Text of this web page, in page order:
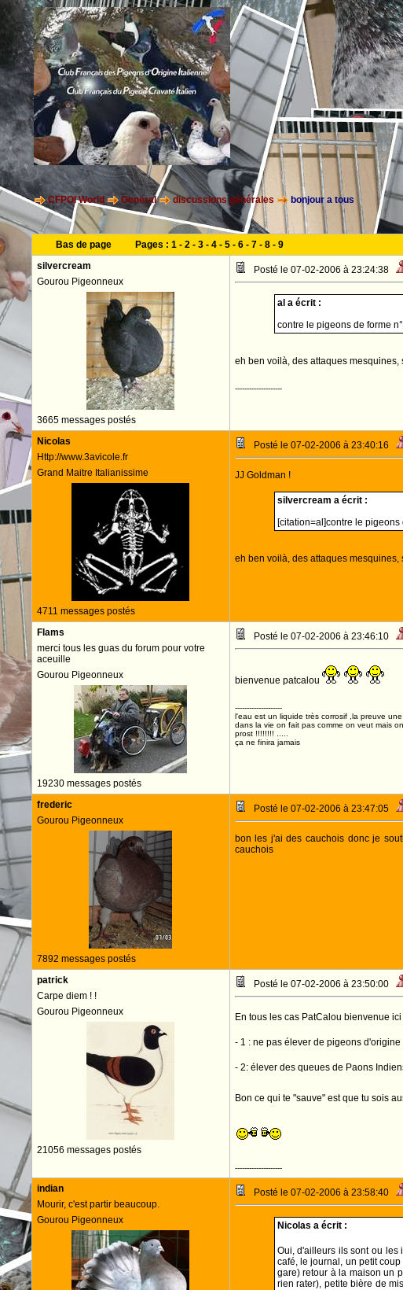
CFPOI World General discussions générales bonjour a tous
Bas de page Pages : 1- 2- 3- 4- 5- 6- 7- 8- 9
silvercream
Gourou Pigeonneux
3665 messages postés
Posté le 07-02-2006 à 23:24:38
al a écrit :
contre le pigeons de forme
eh ben voilà, des attaques
--------------------
Nicolas
Http://www.3avicole.fr
Grand Maitre Italianissime
4711 messages postés
Posté le 07-02-2006 à 23:40:16
JJ Goldman !
silvercream a écrit :
[citation=al]contre le
eh ben voilà, des attaques
Flams
merci tous les guas du forum pour votre
aceuille
Gourou Pigeonneux
19230 messages postés
Posté le 07-02-2006 à 23:46:10
bienvenue patcalou
--------------------
l'eau est un liquide très corrosif ,la preuve
dans la vie on fait pas comme on veut mais
prost !!!!!!!! .....
ça ne finira jamais
frederic
Gourou Pigeonneux
7892 messages postés
Posté le 07-02-2006 à 23:47:05
bon les j'ai des cauchois donc je
cauchois
patrick
Carpe diem ! !
Gourou Pigeonneux
21056 messages postés
Posté le 07-02-2006 à 23:50:00
En tous les cas PatCalou bienvenue ici
- 1 : ne pas élever de pigeons
- 2: élever des queues de Paons
Bon ce qui te "sauve" est que tu sois
--------------------
indian
Mourir, c'est partir beaucoup.
Gourou Pigeonneux
Posté le 07-02-2006 à 23:58:40
Nicolas a écrit :
Oui, d'ailleurs ils sont ou les
café, le journal, un petit
gare) retour à la maison un
rien rater), petite bière de